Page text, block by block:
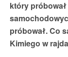
który
próbował. Co
Kimiego w